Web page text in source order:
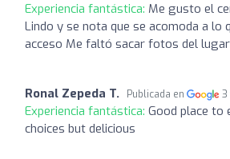
Experiencia fantástica: Me gusto el
Lindo y se nota que se acomoda a lo
acceso Me faltó sacar fotos del lugar
Ronal Zepeda T. Publicada en 3
Experiencia fantástica: Good place to
choices but delicious